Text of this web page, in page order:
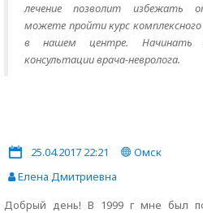
лечение позволит избежать
можете пройти курс комплексного
в нашем центре. Начинать
консультации врача-невролога.
25.04.2017 22:21
Омск
Елена Дмитриевна
Добрый день! В 1999 г мне был